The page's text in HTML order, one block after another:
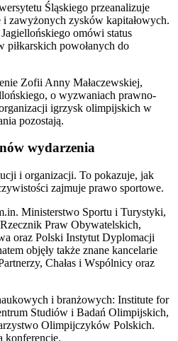
Śląskiego przeanalizuje
i zawyżonych zysków kapitałowych.
omówi status
powołanych do
Zofii Anny Małaczewskiej,
o wyzwaniach prawno-
igrzysk olimpijskich w
pozostają.
wydarzenia
i organizacji. To pokazuje, jak
zajmuje prawo sportowe.
Ministerstwo Sportu i Turystyki,
Praw Obywatelskich,
oraz Polski Instytut Dyplomacji
objęły także znane kancelarie
Chałas i Wspólnicy oraz
i branżowych: Institute for
Studiów i Badań Olimpijskich,
Olimpijczyków Polskich.
konferencję.